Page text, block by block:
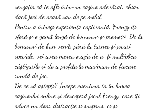
senzația că te afli într-un cazino adevărat, chiar
dacă joci de acasă sau de pe mobil.
Pentru a întregi experiența captivantă, Frenzy îți
oferă și o gamă largă de bonusuri și promoții. De la
bonusuri de bun venit, până la turnee și jocuri
speciale, vei avea mereu ocazia de a-ți multiplica
câștigurile și de a profita la maximum de fiecare
rundă de joc.
De ce să aștepți? Începe aventura ta în lumea
cazinoului online și descoperă jocul Frenzy, care îți
aduce nu doar distracție și suspans, ci și